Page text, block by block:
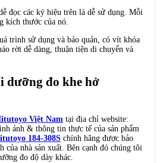
đọc các ký hiệu trên lá dễ sử dụng. Mỗi
kích thước của nó.
trình sử dụng và bảo quản, có vít khóa
rời dễ dàng, thuận tiện di chuyển và
dưỡng đo khe hở
Việt Nam tại địa chỉ website:
ảnh & thông tin thực tế của sản phẩm
184-308S chính hãng được bảo
của nhà sản xuất. Bên cạnh đó chúng tôi
đo độ dày khác.